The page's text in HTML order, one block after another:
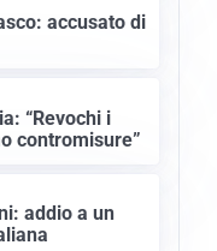
accusato di
“Revochi i
contromisure”
addio a un